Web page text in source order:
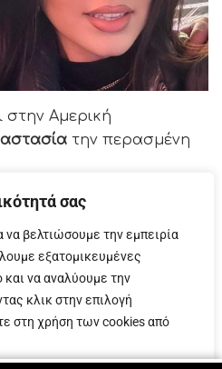
σας
να βελτιώσουμε την εμπειρία
εξατομικευμένες
και να αναλύουμε την
κλικ στην επιλογή
στη χρήση των cookies από
στην Αμερική
την περασμένη